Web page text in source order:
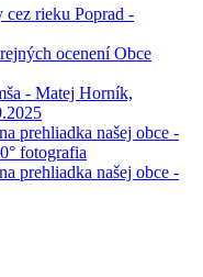
cez rieku Poprad -
ocenení Obce
- Matej Horník,
prehliadka našej obce -
fotografia
prehliadka našej obce -